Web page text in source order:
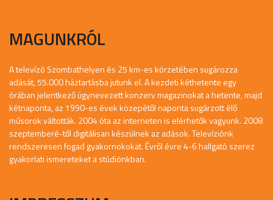
MAGUNKRÓL
A televízó Szombathelyen és 25 km-es körzetében sugározza
adását, 55.000 háztartásba jutunk el. A kezdeti kéthetente egy
órában jelentkező úgynevezett konzerv magazinokat a hetente, majd
kétnaponta, az 1990-es évek közepétől naponta sugárzott élő
műsorok váltották. 2004 óta az interneten is elérhetők vagyunk. 2008
szeptemberé-től digitálisan készülnek az adások. Televíziónk
rendszeresen fogad gyakornokokat. Évről évre 4-6 hallgató szerez
gyakorlati ismereteket a stúdiónkban.